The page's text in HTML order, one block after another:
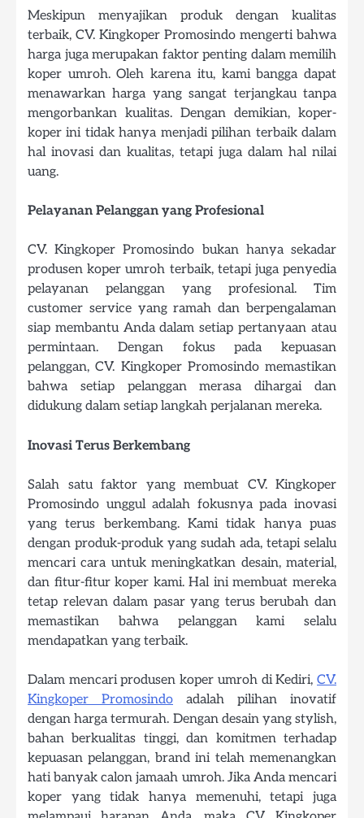
Meskipun menyajikan produk dengan kualitas
terbaik, CV. Kingkoper Promosindo mengerti bahwa
harga juga merupakan faktor penting dalam memilih
koper umroh. Oleh karena itu, kami bangga dapat
menawarkan harga yang sangat terjangkau tanpa
mengorbankan kualitas. Dengan demikian, koper-
koper ini tidak hanya menjadi pilihan terbaik dalam
hal inovasi dan kualitas, tetapi juga dalam hal nilai
uang.
Pelayanan Pelanggan yang Profesional
CV. Kingkoper Promosindo bukan hanya sekadar
produsen koper umroh terbaik, tetapi juga penyedia
pelayanan pelanggan yang profesional. Tim
customer service yang ramah dan berpengalaman
siap membantu Anda dalam setiap pertanyaan atau
permintaan. Dengan fokus pada kepuasan
pelanggan, CV. Kingkoper Promosindo memastikan
bahwa setiap pelanggan merasa dihargai dan
didukung dalam setiap langkah perjalanan mereka.
Inovasi Terus Berkembang
Salah satu faktor yang membuat CV. Kingkoper
Promosindo unggul adalah fokusnya pada inovasi
yang terus berkembang. Kami tidak hanya puas
dengan produk-produk yang sudah ada, tetapi selalu
mencari cara untuk meningkatkan desain, material,
dan fitur-fitur koper kami. Hal ini membuat mereka
tetap relevan dalam pasar yang terus berubah dan
memastikan bahwa pelanggan kami selalu
mendapatkan yang terbaik.
Dalam mencari produsen koper umroh di Kediri, CV.
Kingkoper Promosindo adalah pilihan inovatif
dengan harga termurah. Dengan desain yang stylish,
bahan berkualitas tinggi, dan komitmen terhadap
kepuasan pelanggan, brand ini telah memenangkan
hati banyak calon jamaah umroh. Jika Anda mencari
koper yang tidak hanya memenuhi, tetapi juga